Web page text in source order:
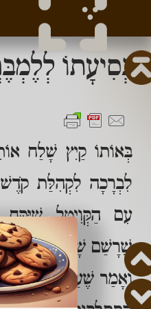
נְסִיעָתוֹ
בְּאוֹתוֹ קַיִץ שָׁלַח
לִבְרָכָה לִקְהִלַּת קֹדֶשׁ
עִם הַקְּוִיטְל
שֶׁרָשַׁם שָׁם כְּדֵי
וְאָמַר שֶׁעַל־יְדֵי־זֶה